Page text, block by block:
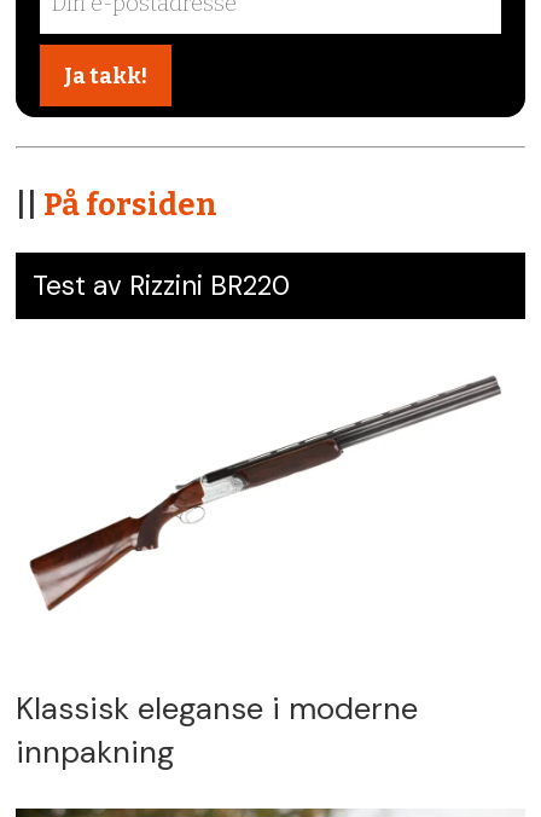
På forsiden
Test av Rizzini BR220
Klassisk eleganse i moderne
innpakning